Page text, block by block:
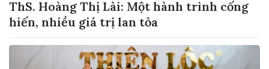
ThS. Hoàng Thị Lài: Một hành trình cống
hiến, nhiều giá trị lan tỏa